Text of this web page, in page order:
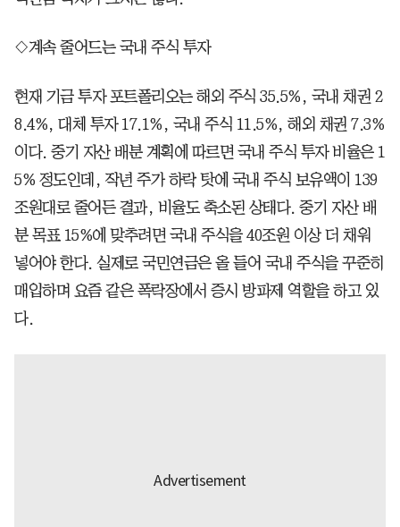
◇계속 줄어드는 국내 주식 투자
현재 기금 투자 포트폴리오는 해외 주식 35.5%, 국내 채권 2
8.4%, 대체 투자 17.1%, 국내 주식 11.5%, 해외 채권 7.3%
이다. 중기 자산 배분 계획에 따르면 국내 주식 투자 비율은 1
5% 정도인데, 작년 주가 하락 탓에 국내 주식 보유액이 139
조원대로 줄어든 결과, 비율도 축소된 상태다. 중기 자산 배
분 목표 15%에 맞추려면 국내 주식을 40조원 이상 더 채워
넣어야 한다. 실제로 국민연금은 올 들어 국내 주식을 꾸준히
매입하며 요즘 같은 폭락장에서 증시 방파제 역할을 하고 있
다.